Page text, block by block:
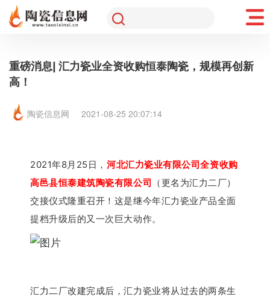
重磅消息| 汇力瓷业全资收购恒泰陶瓷，规模再创新
高！
陶瓷信息网 2021-08-25 20:07:14
2021年8月25日， 河北汇力瓷业有限公司全资收购
高邑县恒泰建筑陶瓷有限公司 （更名为汇力二厂）
交接仪式隆重召开！这是继今年汇力瓷业产品全面
提档升级后的又一次巨大动作。
汇力二厂改建完成后，汇力瓷业将从过去的两条生